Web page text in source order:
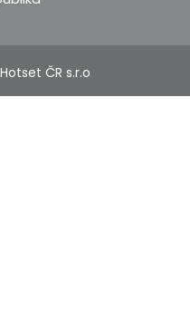
ČR s.r.o